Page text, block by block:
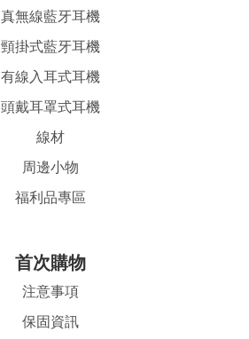
真無線藍牙耳機
頸掛式藍牙耳機
有線入耳式耳機
頭戴耳罩式耳機
線材
周邊小物
福利品專區
首次購物
注意事項
保固資訊